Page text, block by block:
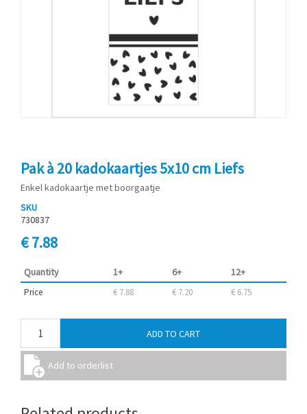
Pak à 20 kadokaartjes 5x10 cm Liefs
Enkel kadokaartje met boorgaatje
SKU
730837
€ 7.88
Quantity 1+ 6+ 12+
Price € 7.88 € 7.20 € 6.75